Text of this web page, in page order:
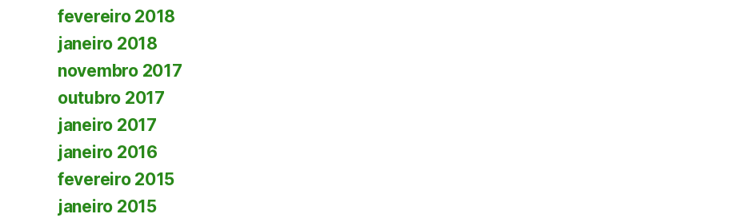
fevereiro 2018
janeiro 2018
novembro 2017
outubro 2017
janeiro 2017
janeiro 2016
fevereiro 2015
janeiro 2015